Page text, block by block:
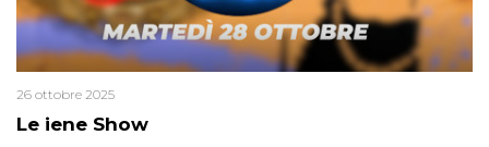
Le iene Show
26 ottobre 2025